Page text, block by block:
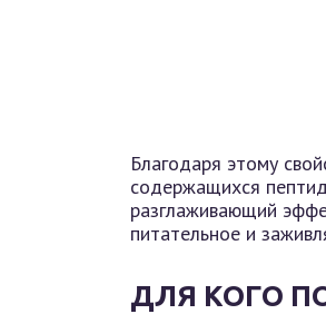
Благодаря этому
содержащихся
разглаживающий
питательное и
ДЛЯ КОГО